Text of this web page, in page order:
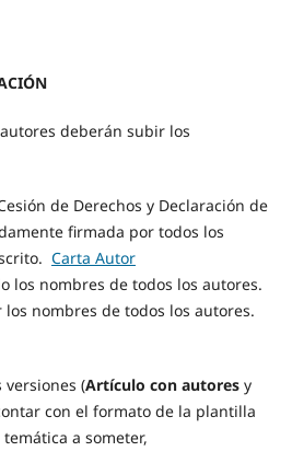
deberán subir los
de Derechos y Declaración de
firmada por todos los
Carta Autor
los nombres de todos los autores.
nombres de todos los autores.
versiones (Artículo con autoresy
con el formato de la plantilla
a someter,